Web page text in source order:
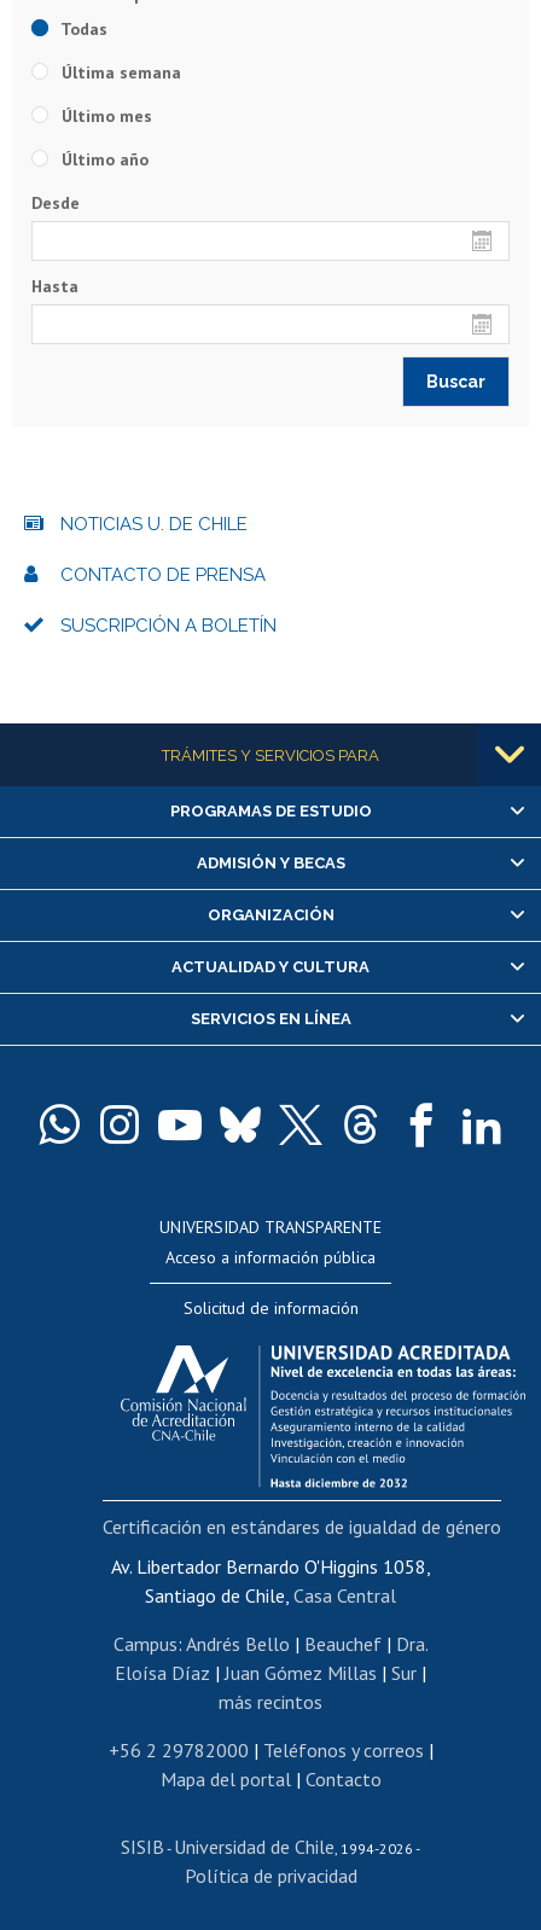
Todas
Última semana
Último mes
Último año
Desde
Hasta
NOTICIAS U. DE CHILE
CONTACTO DE PRENSA
SUSCRIPCIÓN A BOLETÍN
Más informaciónTRÁMITES Y SERVICIOS PARA
Alumnas/os y exalumnas/os
Matrícula en línea
Inscripción y cambio de asignaturas
Consulta y certificado de notas
Servicio médico y dental
Pago de arancel y crédito alumnos
Docentes
Evaluación docente
Calificación académica
Postulación al AUCAI
Funcionarias/os
Cursos internos de capacitación
Bienestar del personal
Portal de movilidad interna
Certificado de renta
Certificado de renta honorarios
Editar páginas blancas
Extranjeras/os
Revalidación y reconocimiento de títulos
Postulación al Programa de Movilidad Estudiantil
Cursos de español
PROGRAMAS DE ESTUDIO
ADMISIÓN Y BECAS
ORGANIZACIÓN
ACTUALIDAD Y CULTURA
SERVICIOS EN LÍNEA
UNIVERSIDAD TRANSPARENTE
Acceso a información pública
Solicitud de información
Av. Libertador Bernardo O'Higgins 1058,
Santiago de Chile, Casa Central
Campus: Andrés Bello | Beauchef| Dra.
Eloísa Díaz |Juan Gómez Millas | Sur |
más recintos
+56 2 29782000 | Teléfonos y correos |
Mapa del portal| Contacto
SISIB - Universidad de Chile, 1994-2026 -
Política de privacidad
Certificación en estándares de igualdad de género